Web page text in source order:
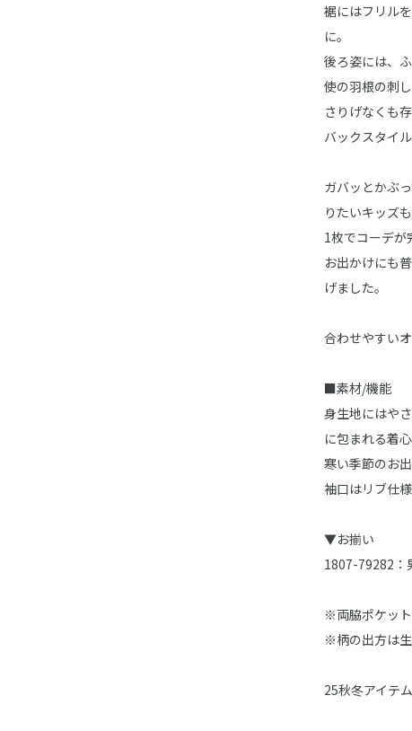
裾にはフリル
に。
後ろ姿には、
使の羽根の刺
さりげなくも
バックスタイ
ガバッとかぶ
りたいキッズ
1枚でコーデが
お出かけにも
げました。
合わせやすい
■素材/機能
身生地にはや
に包まれる着心
寒い季節のお
袖口はリブ仕
▼お揃い
1807-79282：
※両脇ポケット
※柄の出方は生
25秋冬アイテム